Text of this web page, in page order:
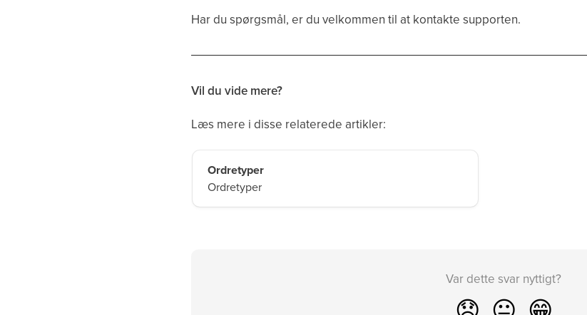
Har du spørgsmål, er du velkommen til at kontakte supporten.
Vil du vide mere?
Læs mere i disse relaterede artikler:
Ordretyper
Ordretyper
Var dette svar nyttigt?